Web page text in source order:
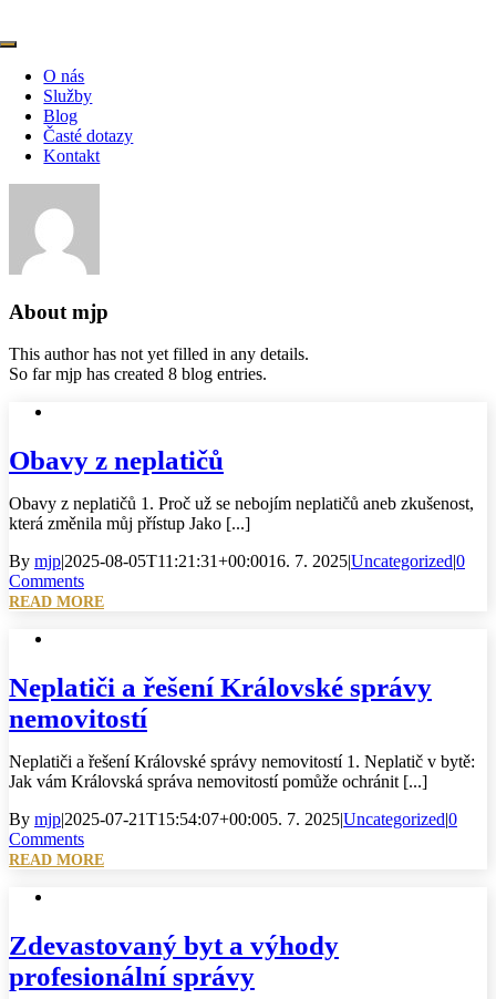
to
Toggle
Navigation
O nás
Služby
Blog
Časté dotazy
Kontakt
About mjp
This author has not yet filled in any details.
So far mjp has created 8 blog entries.
Obavy z neplatičů
Obavy z neplatičů 1. Proč už se nebojím neplatičů aneb zkušenost,
která změnila můj přístup Jako [...]
By mjp|2025-08-05T11:21:31+00:0016. 7. 2025|Uncategorized|0
Comments
READ MORE
Neplatiči a řešení Královské správy
nemovitostí
Neplatiči a řešení Královské správy nemovitostí 1. Neplatič v bytě:
Jak vám Královská správa nemovitostí pomůže ochránit [...]
By mjp|2025-07-21T15:54:07+00:005. 7. 2025|Uncategorized|0
Comments
READ MORE
Zdevastovaný byt a výhody
profesionální správy